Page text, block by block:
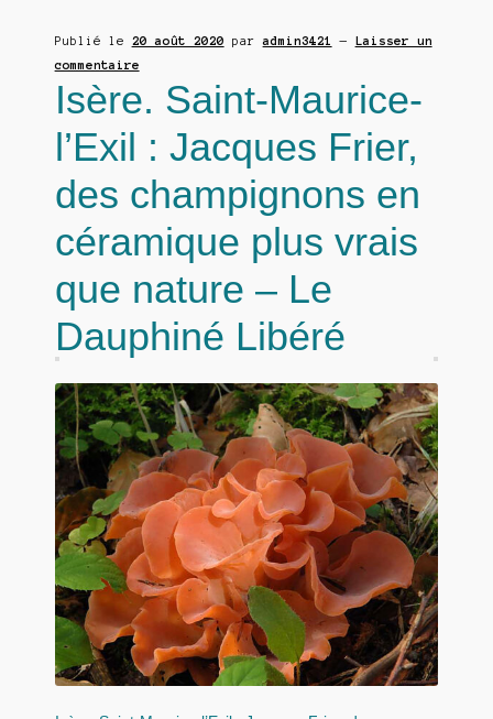
Publié le 20 août 2020 paradmin3421 — Laisser un
commentaire
Isère. Saint-Maurice-
l’Exil : Jacques Frier,
des champignons en
céramique plus vrais
que nature – Le
Dauphiné Libéré